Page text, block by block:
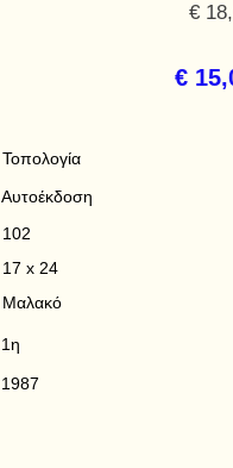
€
€
Τοπολογία
Αυτοέκδοση
102
17 x 24
Μαλακό
1η
1987